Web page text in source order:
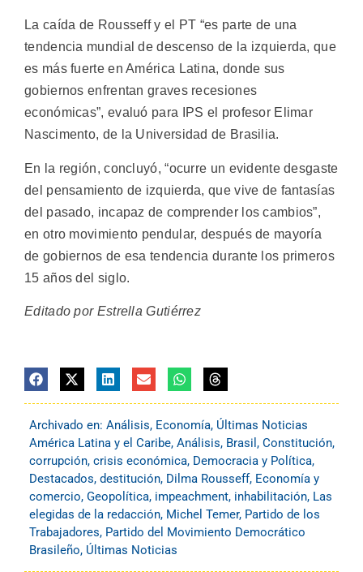
La caída de Rousseff y el PT “es parte de una
tendencia mundial de descenso de la izquierda, que
es más fuerte en América Latina, donde sus
gobiernos enfrentan graves recesiones
económicas”, evaluó para IPS el profesor Elimar
Nascimento, de la Universidad de Brasilia.
En la región, concluyó, “ocurre un evidente desgaste
del pensamiento de izquierda, que vive de fantasías
del pasado, incapaz de comprender los cambios”,
en otro movimiento pendular, después de mayoría
de gobiernos de esa tendencia durante los primeros
15 años del siglo.
Editado por Estrella Gutiérrez
Archivado en: Análisis, Economía, Últimas Noticias
América Latina y el Caribe, Análisis, Brasil , Constitución,
corrupción, crisis económica, Democracia y Política,
Destacados, destitución, Dilma Rousseff, Economía y
comercio, Geopolítica, impeachment, inhabilitación, Las
elegidas de la redacción, Michel Temer, Partido de los
Trabajadores, Partido del Movimiento Democrático
Brasileño, Últimas Noticias